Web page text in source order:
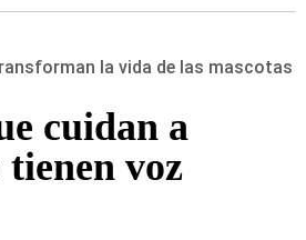
la vida de las mascotas
cuidan a
tienen voz